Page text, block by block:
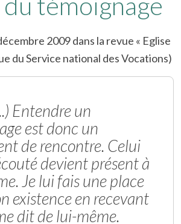
2009 dans la revue « Eglise
du Service national des Vocations)
Entendre un
est donc un
de rencontre. Celui
devient présent à
Je lui fais une place
existence en recevant
dit de lui-même.